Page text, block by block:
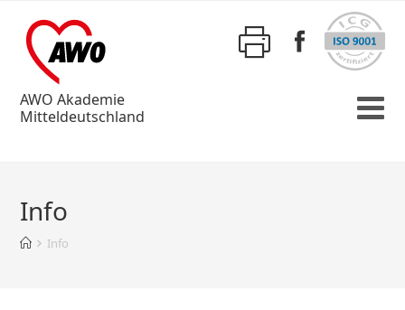
AWO Akademie
Mitteldeutschland
Info
Info